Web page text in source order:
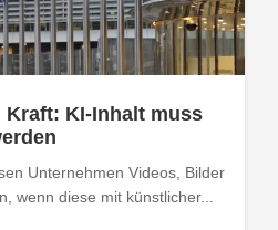
Kraft: KI-Inhalt muss
Unternehmen Videos, Bilder
wenn diese mit künstlicher...